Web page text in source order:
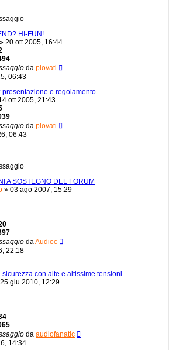
HI-FUN!
» 20 ott 2005, 16:44
da plovati
06:43
presentazione e regolamento
ott 2005, 21:43
da plovati
06:43
A SOSTEGNO DEL FORUM
» 03 ago 2007, 15:29
da Audioc
22:18
sicurezza con alte e altissime tensioni
25 giu 2010, 12:29
da audiofanatic
14:34